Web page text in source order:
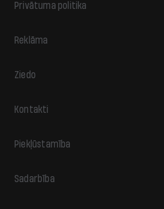
Privātuma politika
Reklāma
Ziedo
Kontakti
Piekļūstamība
Sadarbība